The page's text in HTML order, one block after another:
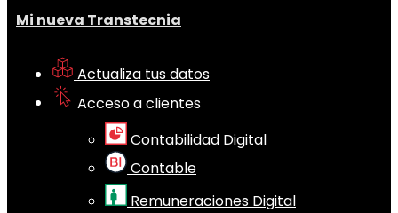
Mi nueva Transtecnia
Actualiza tus datos
Acceso a clientes
Contabilidad Digital
Contable
Remuneraciones Digital